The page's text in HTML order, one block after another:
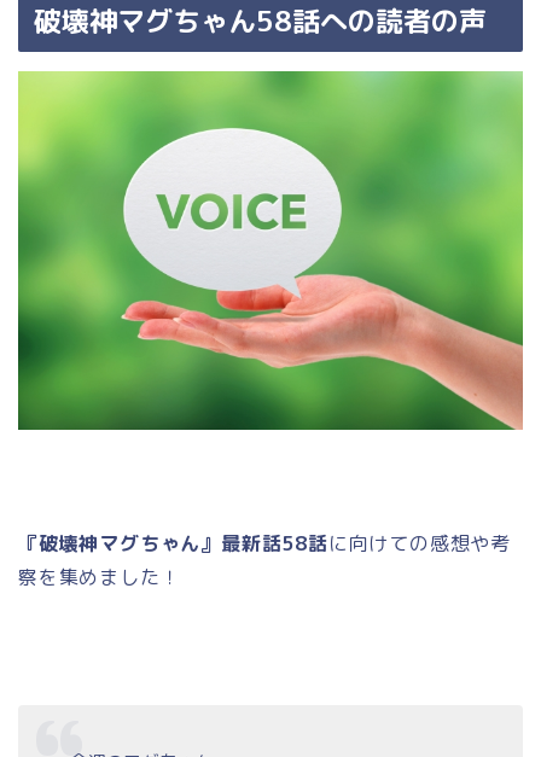
破壊神マグちゃん58話への読者の声
『破壊神マグちゃん』最新話58話に向けての感想や考
察を集めました！